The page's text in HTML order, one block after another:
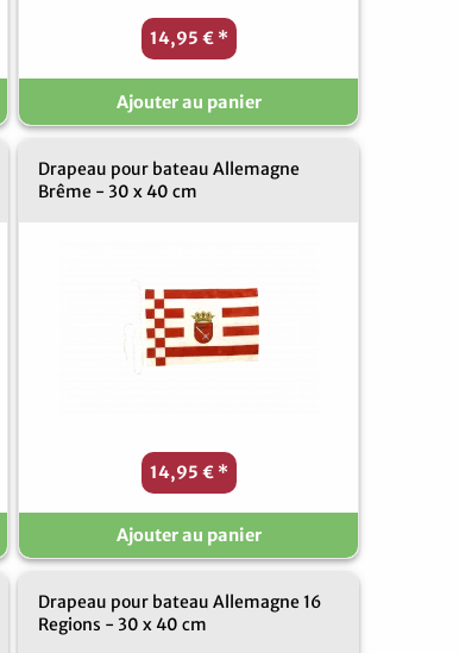
14,95 € *
Ajouter au panier
Drapeau pour bateau Allemagne
Brême - 30 x 40 cm
14,95 € *
Ajouter au panier
Drapeau pour bateau Allemagne 16
Regions - 30 x 40 cm